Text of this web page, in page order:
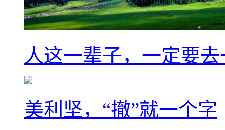
人这一辈子，一定要
美利坚，“撤”就一个字